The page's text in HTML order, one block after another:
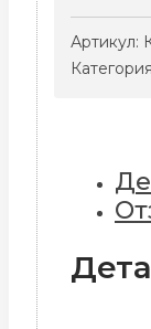
ремень
SPB
Артикул: